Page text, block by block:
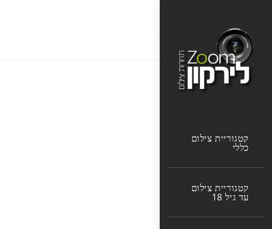
content
קטגוריית צילום
כללי
קטגוריית צילום
עד גיל 18
רועי קלכמן